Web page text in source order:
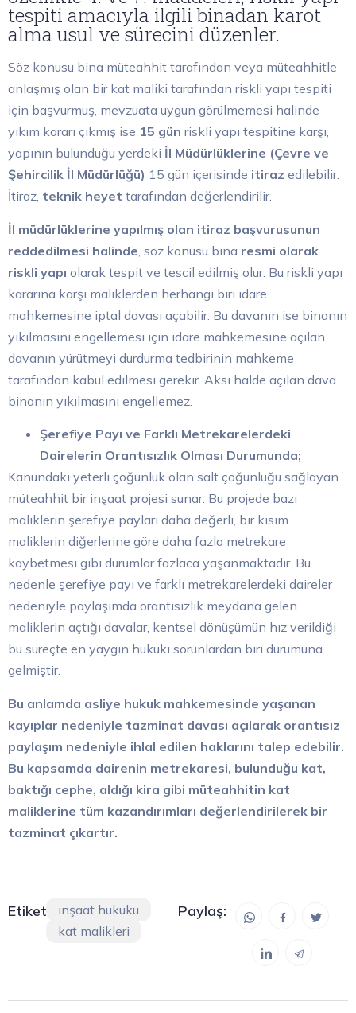
tespiti amacıyla ilgili binadan karot
alma usul ve sürecini düzenler.
Söz konusu bina müteahhit tarafından veya müteahhitle
anlaşmış olan bir kat maliki tarafından riskli yapı tespiti
için başvurmuş, mevzuata uygun görülmemesi halinde
yıkım kararı çıkmış ise 15 gün riskli yapı tespitine karşı,
yapının bulunduğu yerdeki İl Müdürlüklerine (Çevre ve
Şehircilik İl Müdürlüğü) 15 gün içerisinde itiraz edilebilir.
İtiraz, teknik heyet tarafından değerlendirilir.
İl müdürlüklerine yapılmış olan itiraz başvurusunun
reddedilmesi halinde , söz konusu bina resmi olarak
riskli yapı olarak tespit ve tescil edilmiş olur. Bu riskli yapı
kararına karşı maliklerden herhangi biri idare
mahkemesine iptal davası açabilir. Bu davanın ise binanın
yıkılmasını engellemesi için idare mahkemesine açılan
davanın yürütmeyi durdurma tedbirinin mahkeme
tarafından kabul edilmesi gerekir. Aksi halde açılan dava
binanın yıkılmasını engellemez.
Şerefiye Payı ve Farklı Metrekarelerdeki
Dairelerin Orantısızlık Olması Durumunda;
Kanundaki yeterli çoğunluk olan salt çoğunluğu sağlayan
müteahhit bir inşaat projesi sunar. Bu projede bazı
maliklerin şerefiye payları daha değerli, bir kısım
maliklerin diğerlerine göre daha fazla metrekare
kaybetmesi gibi durumlar fazlaca yaşanmaktadır. Bu
nedenle şerefiye payı ve farklı metrekarelerdeki daireler
nedeniyle paylaşımda orantısızlık meydana gelen
maliklerin açtığı davalar, kentsel dönüşümün hız verildiği
bu süreçte en yaygın hukuki sorunlardan biri durumuna
gelmiştir.
Bu anlamda asliye hukuk mahkemesinde yaşanan
kayıplar nedeniyle tazminat davası açılarak orantısız
paylaşım nedeniyle ihlal edilen haklarını talep edebilir.
Bu kapsamda dairenin metrekaresi, bulunduğu kat,
baktığı cephe, aldığı kira gibi müteahhitin kat
maliklerine tüm kazandırımları değerlendirilerek bir
tazminat çıkartır.
Etiketler:inşaat hukuku
kat malikleri
Paylaş: